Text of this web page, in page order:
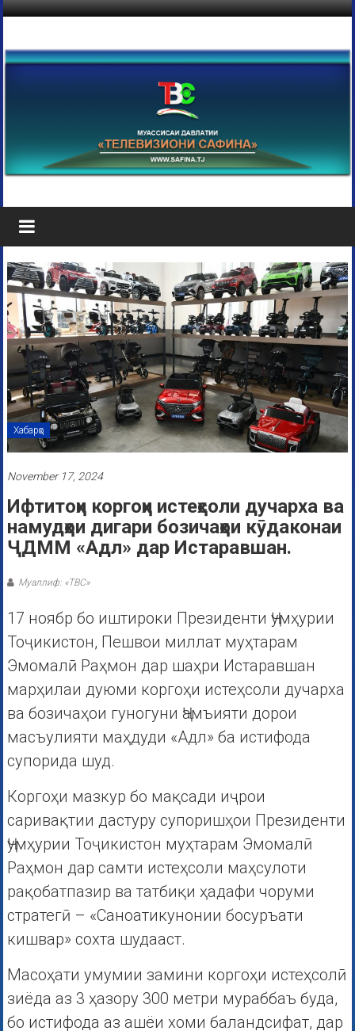
Хабарҳо
November 17, 2024
Ифтитоҳи коргоҳи истеҳсоли дучарха ва
намудҳои дигари бозичаҳои кӯдаконаи
ҶДММ «Адл» дар Истаравшан.
Муаллиф: «ТВС»
17 ноябр бо иштироки Президенти Ҷумҳурии
Тоҷикистон, Пешвои миллат муҳтарам
Эмомалӣ Раҳмон дар шаҳри Истаравшан
марҳилаи дуюми коргоҳи истеҳсоли дучарха
ва бозичаҳои гуногуни Ҷамъияти дорои
масъулияти маҳдуди «Адл» ба истифода
супорида шуд.
Коргоҳи мазкур бо мақсади иҷрои
саривақтии дастуру супоришҳои Президенти
Ҷумҳурии Тоҷикистон муҳтарам Эмомалӣ
Раҳмон дар самти истеҳсоли маҳсулоти
рақобатпазир ва татбиқи ҳадафи чоруми
стратегӣ – «Саноатикунонии босуръати
кишвар» сохта шудааст.
Масоҳати умумии замини коргоҳи истеҳсолӣ
зиёда аз 3 ҳазору 300 метри мураббаъ буда,
бо истифода аз ашёи хоми баландсифат, дар